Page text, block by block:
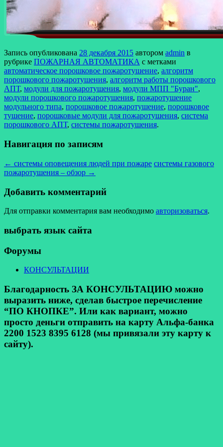
Запись опубликована 28 декабря 2015 автором admin в
рубрике ПОЖАРНАЯ АВТОМАТИКА с метками
автоматическое порошковое пожаротушение, алгоритм
порошкового пожаротушения, алгоритм работы порошкового
АПТ, модули для пожаротушения, модули МПП "Буран",
модули порошкового пожаротушения, пожаротушение
модульного типа, порошковое пожаротушение, порошковое
тушение, порошковые модули для пожаротушения, система
порошкового АПТ, системы пожаротушения.
Навигация по записям
← системы оповещения людей при пожаре системы газового
пожаротушения – обзор →
Добавить комментарий
Для отправки комментария вам необходимо авторизоваться.
выбрать язык сайта
Форумы
КОНСУЛЬТАЦИИ
Благодарность ЗА КОНСУЛЬТАЦИЮ можно
выразить ниже, сделав быстрое перечисление
“ПО КНОПКЕ”. Или как вариант, можно
просто деньги отправить на карту Альфа-банка
2200 1523 8395 6128 (мы привязали эту карту к
сайту).